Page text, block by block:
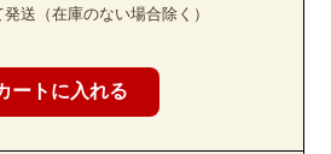
送（在庫のない場合除く）